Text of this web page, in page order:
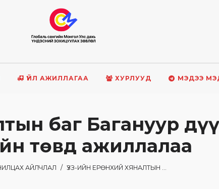
ҮЙЛ АЖИЛЛАГАА ХУРЛУУД МЭДЭЭ
баг Багануур
төвд ажиллалаа
АЙЛЧЛАЛ / ҮЗЗ-ИЙН ЕРӨНХИЙ ХЯНАЛТЫН БАГ БАГАНУУР ДҮҮРГИЙН ЭРҮҮЛ МЭНДИЙН ТӨВД АЖИЛЛАЛАА